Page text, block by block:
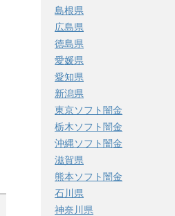
島根県
広島県
徳島県
愛媛県
愛知県
新潟県
東京ソフト闇金
栃木ソフト闇金
沖縄ソフト闇金
滋賀県
熊本ソフト闇金
石川県
神奈川県